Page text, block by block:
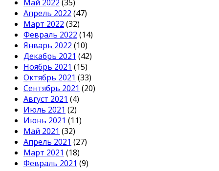
Май 2022 (35)
Апрель 2022 (47)
Март 2022 (32)
Февраль 2022 (14)
Январь 2022 (10)
Декабрь 2021 (42)
Ноябрь 2021 (15)
Октябрь 2021 (33)
Сентябрь 2021 (20)
Август 2021 (4)
Июль 2021 (2)
Июнь 2021 (11)
Май 2021 (32)
Апрель 2021 (27)
Март 2021 (18)
Февраль 2021 (9)